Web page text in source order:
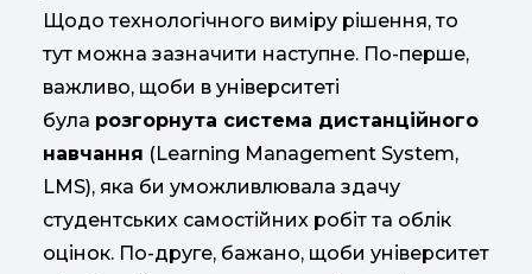
Щодо технологічного виміру рішення, то
тут можна зазначити наступне. По-перше,
важливо, щоби в університеті
була розгорнута система дистанційного
навчання (Learning Management System,
LMS), яка би уможливлювала здачу
студентських самостійних робіт та облік
оцінок. По-друге, бажано, щоби університет